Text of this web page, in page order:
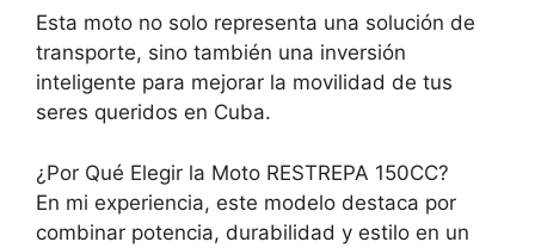
Esta moto no solo representa una solución de
transporte, sino también una inversión
inteligente para mejorar la movilidad de tus
seres queridos en Cuba.
¿Por Qué Elegir la Moto RESTREPA 150CC?
En mi experiencia, este modelo destaca por
combinar potencia, durabilidad y estilo en un